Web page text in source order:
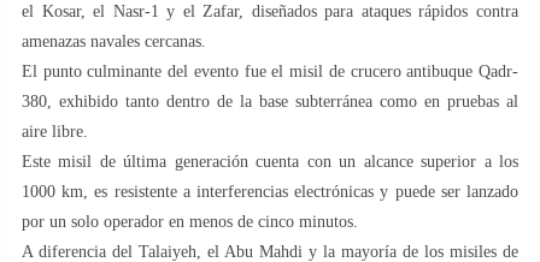
el Kosar, el Nasr-1 y el Zafar, diseñados para ataques rápidos contra
amenazas navales cercanas.
El punto culminante del evento fue el misil de crucero antibuque Qadr-
380, exhibido tanto dentro de la base subterránea como en pruebas al
aire libre.
Este misil de última generación cuenta con un alcance superior a los
1000 km, es resistente a interferencias electrónicas y puede ser lanzado
por un solo operador en menos de cinco minutos.
A diferencia del Talaiyeh, el Abu Mahdi y la mayoría de los misiles de